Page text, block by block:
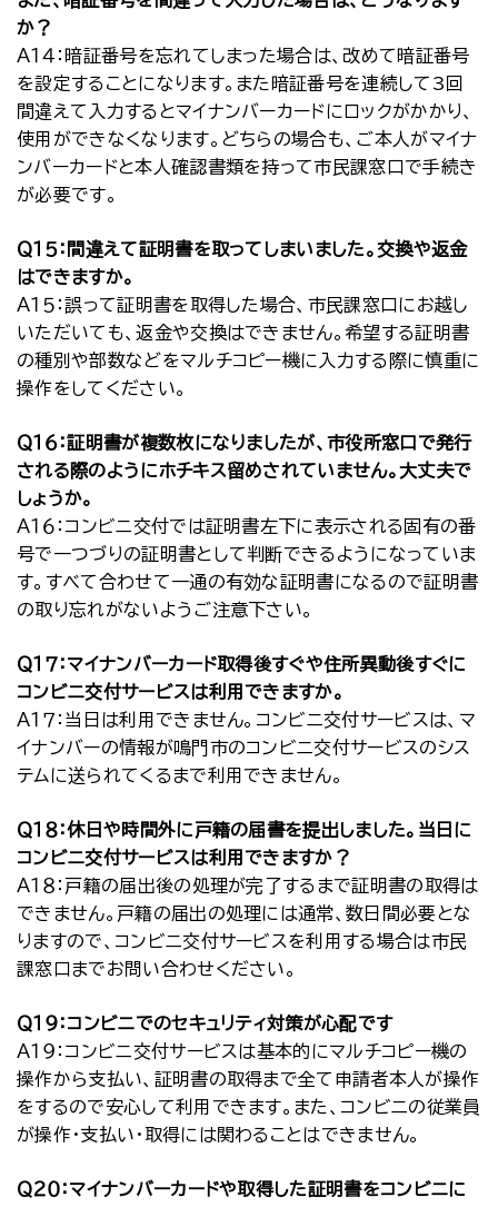
か？
Ａ１４：暗証番号を忘れてしまった場合は、改めて暗証番号
を設定することになります。また暗証番号を連続して3回
間違えて入力するとマイナンバーカードにロックがかかり、
使用ができなくなります。どちらの場合も、ご本人がマイナ
ンバーカードと本人確認書類を持って市民課窓口で手続き
が必要です。
Ｑ１５：間違えて証明書を取ってしまいました。交換や返金
はできますか。
Ａ１５：誤って証明書を取得した場合、市民課窓口にお越し
いただいても、返金や交換はできません。希望する証明書
の種別や部数などをマルチコピー機に入力する際に慎重に
操作をしてください。
Ｑ１６：証明書が複数枚になりましたが、市役所窓口で発行
される際のようにホチキス留めされていません。大丈夫で
しょうか。
Ａ１６：コンビニ交付では証明書左下に表示される固有の番
号で一つづりの証明書として判断できるようになっていま
す。すべて合わせて一通の有効な証明書になるので証明書
の取り忘れがないようご注意下さい。
Ｑ１７：マイナンバーカード取得後すぐや住所異動後すぐに
コンビニ交付サービスは利用できますか。
Ａ１７：当日は利用できません。コンビニ交付サービスは、マ
イナンバーの情報が鳴門市のコンビニ交付サービスのシス
テムに送られてくるまで利用できません。
Ｑ１８：休日や時間外に戸籍の届書を提出しました。当日に
コンビニ交付サービスは利用できますか？
Ａ１８：戸籍の届出後の処理が完了するまで証明書の取得は
できません。戸籍の届出の処理には通常、数日間必要とな
りますので、コンビニ交付サービスを利用する場合は市民
課窓口までお問い合わせください。
Ｑ１９：コンビニでのセキュリティ対策が心配です
Ａ１９：コンビニ交付サービスは基本的にマルチコピー機の
操作から支払い、証明書の取得まで全て申請者本人が操作
をするので安心して利用できます。また、コンビニの従業員
が操作・支払い・取得には関わることはできません。
Ｑ２０：マイナンバーカードや取得した証明書をコンビニに